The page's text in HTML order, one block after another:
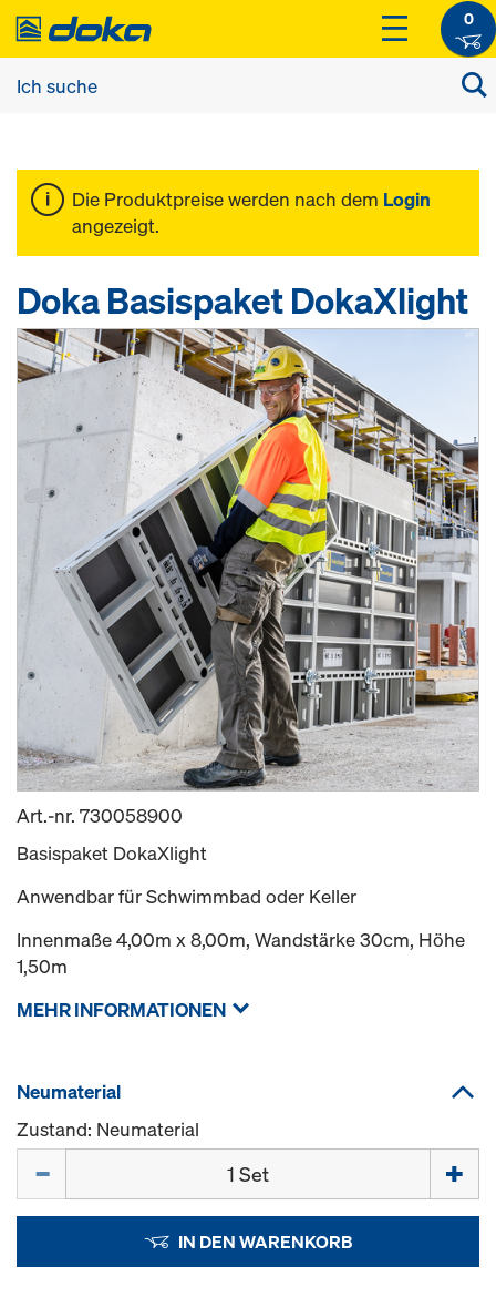
0
Die Produktpreise werden nach dem Login
angezeigt.
Doka Basispaket DokaXlight
Art.-nr. 730058900
Basispaket DokaXlight
Anwendbar für Schwimmbad oder Keller
Innenmaße 4,00m x 8,00m, Wandstärke 30cm, Höhe
1,50m
MEHR INFORMATIONEN
Neumaterial
Zustand: Neumaterial
IN DEN WARENKORB